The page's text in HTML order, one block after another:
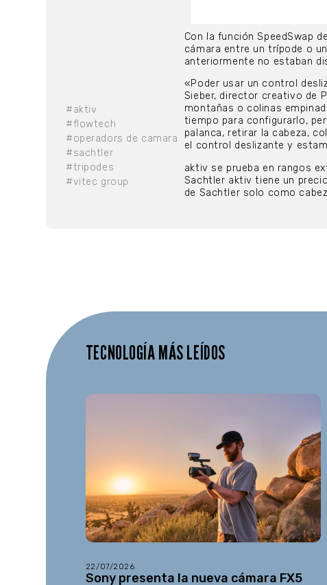
#aktiv
#flowtech
#operadors de camara
#sachtler
#tripodes
#vitec group
Con la función SpeedSwap
cámara entre un trípode o
anteriormente no estaban
«Poder usar un control
Sieber, director creativo de
montañas o colinas
tiempo para configurarlo,
palanca, retirar la cabeza,
el control deslizante y
aktiv se prueba en rangos
Sachtler aktiv tiene un
de Sachtler solo como
TECNOLOGÍA MÁS LEÍDOS
22/07/2026
Sony presenta la nueva cámara FX5